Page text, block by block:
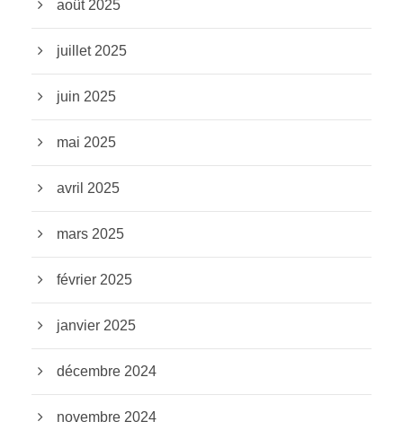
août 2025
juillet 2025
juin 2025
mai 2025
avril 2025
mars 2025
février 2025
janvier 2025
décembre 2024
novembre 2024